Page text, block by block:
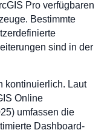
Pro verfügbaren
Bestimmte
sind in der
kontinuierlich. Laut
Online
umfassen die
Dashboard-